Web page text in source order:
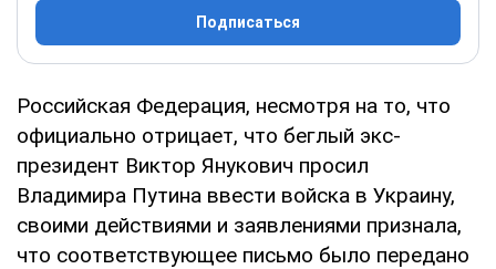
Подписаться
Российская Федерация, несмотря на то, что
официально отрицает, что беглый экс-
президент Виктор Янукович просил
Владимира Путина ввести войска в Украину,
своими действиями и заявлениями признала,
что соответствующее письмо было передано